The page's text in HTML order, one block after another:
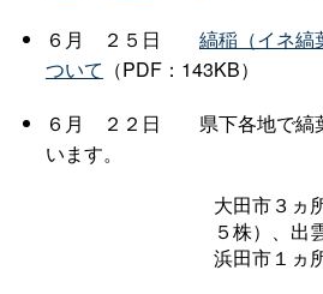
６ 月 ２５ 日 縞稲（イネ縞
ついて （PDF：143KB）
６ 月 ２２ 日 県下各地で縞
います。
大田市３ヵ
５株）、出
浜田市１ヵ